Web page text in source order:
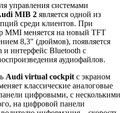
управления системами
MIB 2 является одной из
среди клиентов. При
MMI меняется на новый TFT
8,3" (дюймов), появляется
и интерфейс Bluetooth с
аудиофайлов.
Audi virtual cockpit с экраном
классические аналоговые
цифровыми, с несколькими
на цифровой панели